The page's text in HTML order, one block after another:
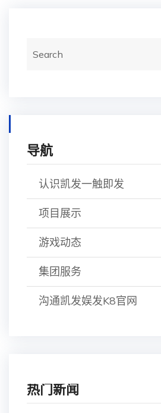
导航
认识凯发一触即发
项目展示
游戏动态
集团服务
沟通凯发娱发K8官网
热门新闻